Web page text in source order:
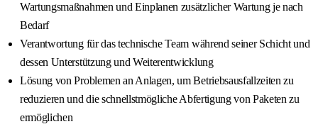
Wartungsmaßnahmen und Einplanen zusätzlicher Wartung je nach
Bedarf
Verantwortung für das technische Team während seiner Schicht und
dessen Unterstützung und Weiterentwicklung
Lösung von Problemen an Anlagen, um Betriebsausfallzeiten zu
reduzieren und die schnellstmögliche Abfertigung von Paketen zu
ermöglichen